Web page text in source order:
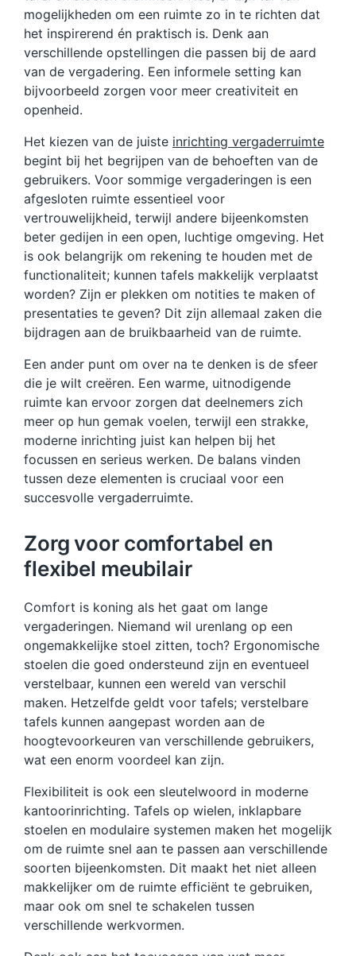
mogelijkheden om een ruimte zo in te richten dat
het inspirerend én praktisch is. Denk aan
verschillende opstellingen die passen bij de aard
van de vergadering. Een informele setting kan
bijvoorbeeld zorgen voor meer creativiteit en
openheid.
Het kiezen van de juiste inrichting vergaderruimte
begint bij het begrijpen van de behoeften van de
gebruikers. Voor sommige vergaderingen is een
afgesloten ruimte essentieel voor
vertrouwelijkheid, terwijl andere bijeenkomsten
beter gedijen in een open, luchtige omgeving. Het
is ook belangrijk om rekening te houden met de
functionaliteit; kunnen tafels makkelijk verplaatst
worden? Zijn er plekken om notities te maken of
presentaties te geven? Dit zijn allemaal zaken die
bijdragen aan de bruikbaarheid van de ruimte.
Een ander punt om over na te denken is de sfeer
die je wilt creëren. Een warme, uitnodigende
ruimte kan ervoor zorgen dat deelnemers zich
meer op hun gemak voelen, terwijl een strakke,
moderne inrichting juist kan helpen bij het
focussen en serieus werken. De balans vinden
tussen deze elementen is cruciaal voor een
succesvolle vergaderruimte.
Zorg voor comfortabel en
flexibel meubilair
Comfort is koning als het gaat om lange
vergaderingen. Niemand wil urenlang op een
ongemakkelijke stoel zitten, toch? Ergonomische
stoelen die goed ondersteund zijn en eventueel
verstelbaar, kunnen een wereld van verschil
maken. Hetzelfde geldt voor tafels; verstelbare
tafels kunnen aangepast worden aan de
hoogtevoorkeuren van verschillende gebruikers,
wat een enorm voordeel kan zijn.
Flexibiliteit is ook een sleutelwoord in moderne
kantoorinrichting. Tafels op wielen, inklapbare
stoelen en modulaire systemen maken het mogelijk
om de ruimte snel aan te passen aan verschillende
soorten bijeenkomsten. Dit maakt het niet alleen
makkelijker om de ruimte efficiënt te gebruiken,
maar ook om snel te schakelen tussen
verschillende werkvormen.